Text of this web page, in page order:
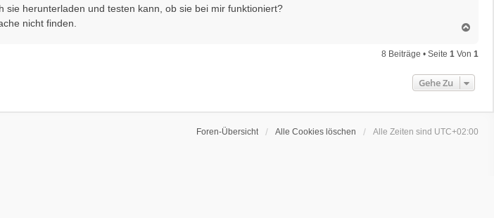
sie herunterladen und testen kann, ob sie bei mir funktioniert?
nicht finden.
c
h
e
8 Beiträge • Seite 1 Von 1
Gehe Zu
Foren-Übersicht Alle Cookies löschen Alle Zeiten sind UTC+02:00